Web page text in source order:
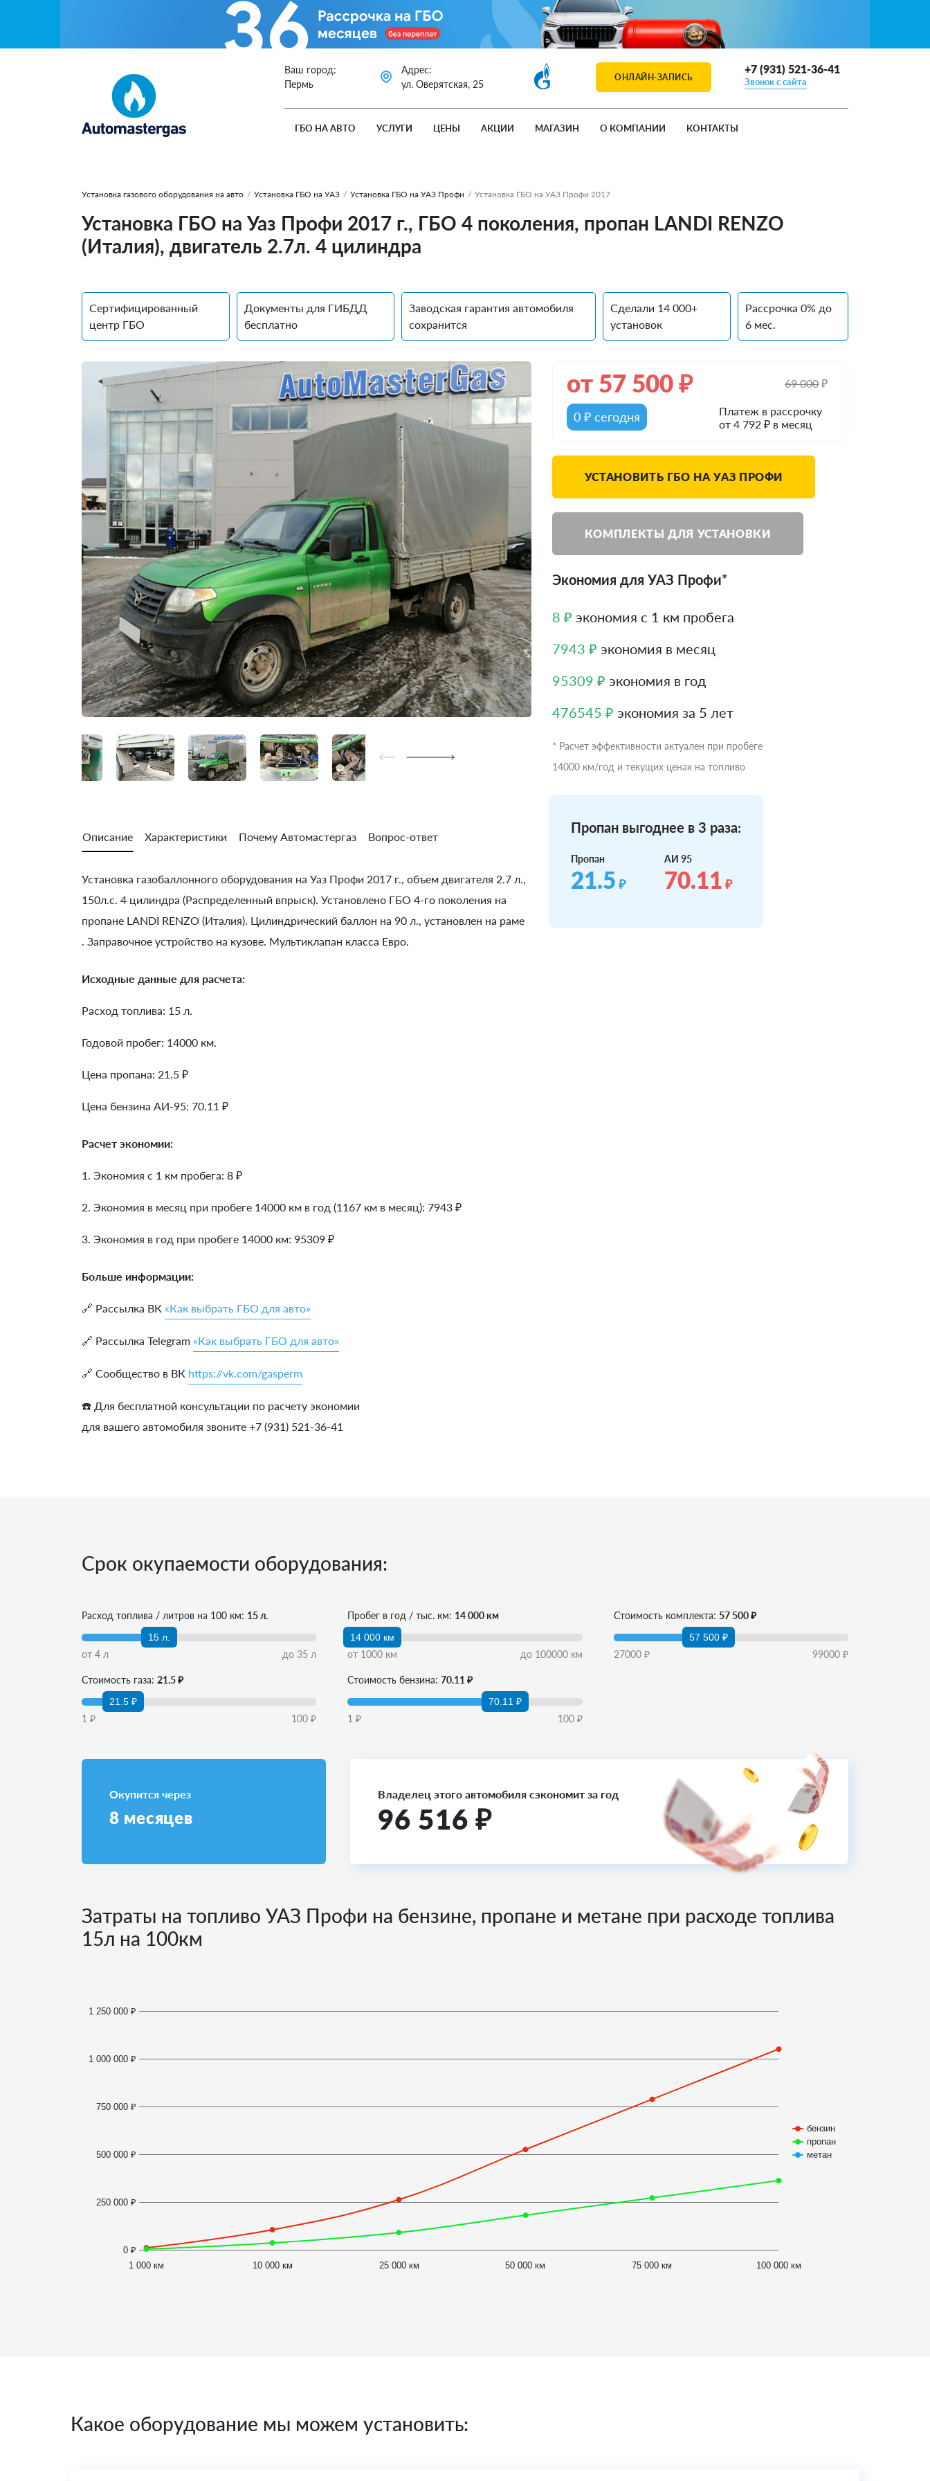
Ваш город:
Пермь
Адрес:
ул. Оверятская, 25
ОНЛАЙН-ЗАПИСЬ
+7 (931) 521-36-41
Звонок с сайта
ГБО НА АВТО УСЛУГИ ЦЕНЫ АКЦИИ МАГАЗИН О КОМПАНИИ КОНТАКТЫ
Установка газового оборудования на авто / Установка ГБО на УАЗ / Установка ГБО на УАЗ Профи / Установка ГБО на УАЗ Профи 2017
Установка ГБО на Уаз Профи 2017 г., ГБО 4 поколения, пропан LANDI RENZO
(Италия), двигатель 2.7л. 4 цилиндра
Сертифицированный
центр ГБО
Документы для ГИБДД
бесплатно
Заводская гарантия автомобиля
сохранится
Сделали 14 000+
установок
Рассрочка 0% до
6 мес.
от 57 500₽ 69 000₽
0 ₽ сегодня
Платеж в рассрочку
от 4 792 ₽ в месяц
УСТАНОВИТЬ ГБО НА УАЗ ПРОФИ
КОМПЛЕКТЫ ДЛЯ УСТАНОВКИ
Экономия для УАЗ Профи*
8 ₽ экономия с 1 км пробега
7943 ₽ экономия в месяц
95309 ₽ экономия в год
476545 ₽ экономия за 5 лет
* Расчет эффективности актуален при пробеге
14000 км/год и текущих ценах на топливо
Описание Характеристики Почему Автомастергаз Вопрос-ответ
Установка газобаллонного оборудования на Уаз Профи 2017 г., объем двигателя 2.7 л.,
150л.с. 4 цилиндра (Распределенный впрыск). Установлено ГБО 4-го поколения на
пропане LANDI RENZO (Италия). Цилиндрический баллон на 90 л., установлен на раме
. Заправочное устройство на кузове. Мультиклапан класса Евро.
Исходные данные для расчета:
Расход топлива: 15 л.
Годовой пробег: 14000 км.
Цена пропана: 21.5 ₽
Цена бензина АИ-95: 70.11 ₽
Расчет экономии:
1. Экономия с 1 км пробега: 8 ₽
2. Экономия в месяц при пробеге 14000 км в год (1167 км в месяц): 7943 ₽
3. Экономия в год при пробеге 14000 км: 95309 ₽
Больше информации:
🔗 Рассылка ВК «Как выбрать ГБО для авто»
🔗 Рассылка Telegram «Как выбрать ГБО для авто»
🔗 Сообщество в ВК https://vk.com/gasperm
☎️ Для бесплатной консультации по расчету экономии
для вашего автомобиля звоните +7 (931) 521-36-41
Пропан выгоднее в 3 раза:
Пропан
21.5 ₽
АИ 95
70.11 ₽
Срок окупаемости оборудования:
Расход топлива / литров на 100 км: 15 л.
15 л.
от 4 л до35 л
Пробег в год / тыс. км: 14 000 км
14 000 км
от 1000 км до 100000км
Стоимость комплекта: 57 500 ₽
57 500 ₽
27000₽ 99000₽
Стоимость газа: 21.5 ₽
21.5 ₽
1 ₽ 100 ₽
Стоимость бензина:70.11 ₽
70.11 ₽
1 ₽ 100₽
Окупится через
8 месяцев
Владелец этого автомобиля сэкономит за год
96 516 ₽
Затраты на топливо УАЗ Профи на бензине, пропане и метане при расходе топлива
15л на 100км
бензин
пропан
метан
1 000 км 10 000 км 25 000 км 50 000 км 75 000 км 100 000 км
0 ₽
250 000 ₽
500 000 ₽
750 000 ₽
1 000 000 ₽
1 250 000 ₽
Какое оборудование мы можем установить: